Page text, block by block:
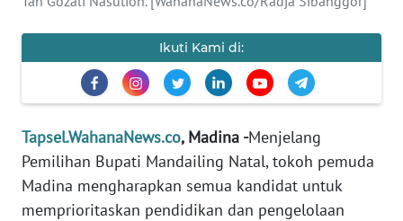
Ikuti Kami di:
Tapsel.WahanaNews.co, Madina -Menjelang
Pemilihan Bupati Mandailing Natal, tokoh pemuda
Madina mengharapkan semua kandidat untuk
memprioritaskan pendidikan dan pengelolaan
KAMI
KAMI
PEDOMAN
MEDIA